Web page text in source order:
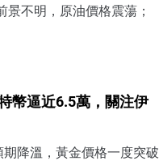
不明，原油價格震蕩；
幣逼近6.5萬，關注伊
降溫，黃金價格一度突破